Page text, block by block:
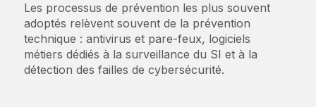
Les processus de prévention les plus souvent
adoptés relèvent souvent de la prévention
technique : antivirus et pare-feux, logiciels
métiers dédiés à la surveillance du SI et à la
détection des failles de cybersécurité.